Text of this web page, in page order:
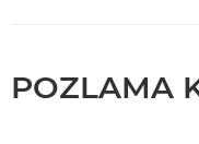
POZLAMA